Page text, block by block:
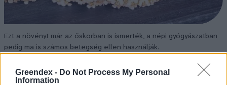
Greendex - Do Not Process My Personal
Information
Ezt a növényt már az őskorban is ismerték, a népi gyógyászatban
pedig ma is számos betegség ellen használják.